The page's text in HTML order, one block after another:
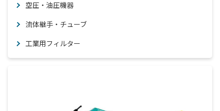
空圧・油圧機器
流体継手・チューブ
工業用フィルター